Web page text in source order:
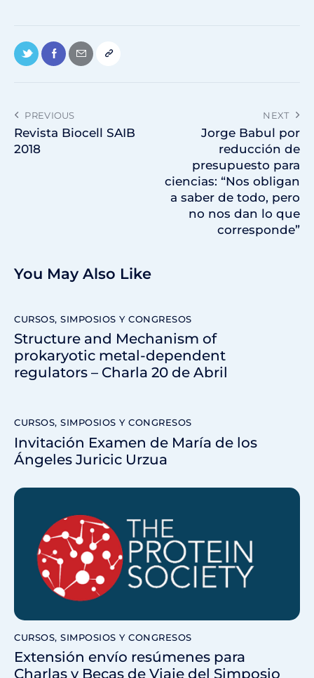
PREVIOUS
Revista Biocell SAIB
2018
NEXT
Jorge Babul por
reducción de
presupuesto para
ciencias: “Nos obligan
a saber de todo, pero
no nos dan lo que
corresponde”
You May Also Like
CURSOS, SIMPOSIOS Y CONGRESOS
Structure and Mechanism of
prokaryotic metal-dependent
regulators – Charla 20 de Abril
CURSOS, SIMPOSIOS Y CONGRESOS
Invitación Examen de María de los
Ángeles Juricic Urzua
CURSOS, SIMPOSIOS Y CONGRESOS
Extensión envío resúmenes para
Charlas y Becas de Viaje del Simposio